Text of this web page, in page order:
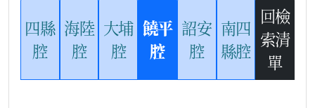
四縣
腔
海陸
腔
大埔
腔
饒平
腔
詔安
腔
南四
縣腔
回檢
索清
單